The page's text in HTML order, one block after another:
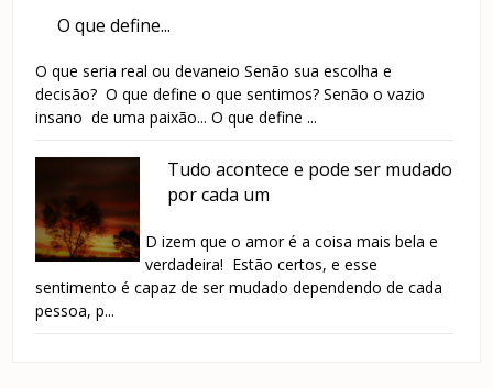
O que define...
O que seria real ou devaneio Senão sua escolha e
decisão? O que define o que sentimos? Senão o vazio
insano de uma paixão... O que define ...
Tudo acontece e pode ser mudado
por cada um
D izem que o amor é a coisa mais bela e
verdadeira! Estão certos, e esse
sentimento é capaz de ser mudado dependendo de cada
pessoa, p...